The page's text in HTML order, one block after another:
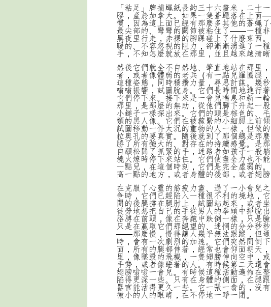
「粘足」牌捕蠅紙長約三十六釐米，二十
膠，產於加拿大。如果一隻蒼蠅落在上
慣，因為這上面已經有那麼多其他的蒼
最尖部的、彎彎的關節被粘住了——一種
黑夜里行走，赤裸的腳踝碰上了什麼東西
暖的、不容忽視的阻力，卻漸漸湧進了一
手，不知怎麼就放在那里，並且越來越清
然後它們就全不自然地、筆直地站在那里
者，或者像體弱的老兵（有一點兒羅圈腿
這種姿態，同時積攢力量，尋思計謀。幾
嗡嗡振響，試圖脫身。它們長時間地進行
它們停下來。接下來是一會兒喘息和新一
那里，是那麼的無助，從他們腳下升起一
小鎚子一樣探出來。它們的頭是棕色的、
類的黑人像。它們在被箍緊的小細腿上前
試圖移動一件太沉的重物的人一樣，但做
拉奧孔的要真實。隨後就到了那個總是那
勝了所有強大的、對存在的持續感覺。是
自願松開了抓緊的手，迷路者如孩子一般
燒火燎時停下來站住。它們使盡全力也不
一點兒，在這個時刻，它們是完全虛弱的
高一點的地方，或者身體的後部，或者翅
在克服了心靈的筋疲力盡、過了一小會兒
争時，它們已經陷入一種很不利的境地，
開的後腿撐在腿肘上，試圖站起來，或者
徒勞地想把自己的手從男人的拳頭中掙脫
胳膊在前頭，像在奔跑中跌倒一樣，只是
只是在贏取它們那絕望的、迷惘的分分秒
——那麼慢，慢得讓人幾乎無法跟蹤，但
時，會有一次劇烈的加速。它們突然間倒
面，所有的腿都伸著，經常也會仰面朝天
里，像墜毀的飛機，一隻翅膀伸向空中，
手勢，或者像睡著的人。有時候第二天還
翅膀嗡嗡一會兒。有時候這種活動遍佈在
陷得更深一些。只有在身體的側面，在腿
器官能活得更久一些。它一張一翕的，沒
微小的人的眼睛，在不停地一睜一閉。